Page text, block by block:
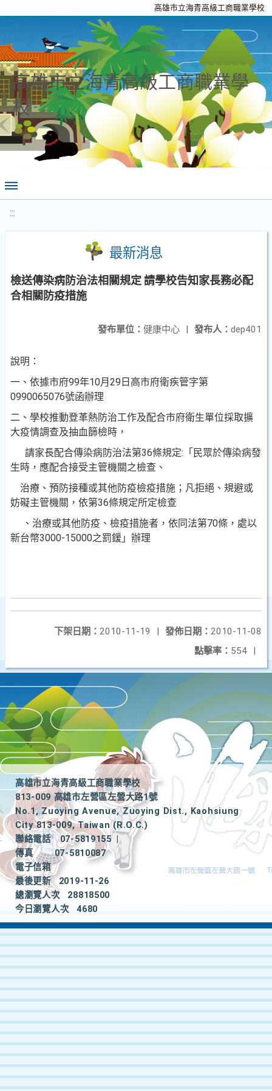
高雄市立海青高級工商職業學校
高雄市立海青高級工商職業學
校
:::
最新消息
檢送傳染病防治法相關規定 請學校告知家長務必配
合相關防疫措施
發布人： dep401
發布單位： 健康中心 |
說明：
一、依據市府99年10月29日高市府衛疾管字第
0990065076號函辦理
二、學校推動登革熱防治工作及配合市府衛生單位採取擴
大疫情調查及抽血篩檢時，
請家長配合傳染病防治法第36條規定:「民眾於傳染病發
生時，應配合接受主管機關之檢查、
治療、預防接種或其他防疫檢疫措施；凡拒絕、規避或
妨礙主管機關，依第36條規定所定檢查
、治療或其他防疫、檢疫措施者，依同法第70條，處以
新台幣3000-15000之罰鍰」辦理
發佈日期： 2010-11-08
下架日期： 2010-11-19
|
點擊率： 554 |
高雄市立海青高級工商職業學校
813-009 高雄市左營區左營大路1號
No.1, Zuoying Avenue, Zuoying Dist., Kaohsiung
City 813-009, Taiwan (R.O.C.)
聯絡電話
07-5819155
|
傳真
07-5810087
電子信箱
最後更新
2019-11-26
總瀏覽人次
28818500
今日瀏覽人次
4680